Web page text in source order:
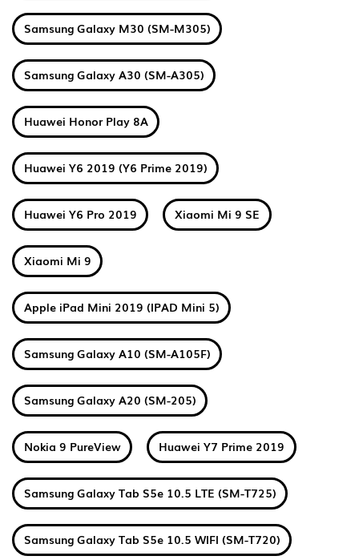
Samsung Galaxy M30 (SM-M305)
Samsung Galaxy A30 (SM-A305)
Huawei Honor Play 8A
Huawei Y6 2019 (Y6 Prime 2019)
Huawei Y6 Pro 2019 Xiaomi Mi 9 SE
Xiaomi Mi 9
Apple iPad Mini 2019 (IPAD Mini 5)
Samsung Galaxy A10 (SM-A105F)
Samsung Galaxy A20 (SM-205)
Nokia 9 PureView Huawei Y7 Prime 2019
Samsung Galaxy Tab S5e 10.5 LTE (SM-T725)
Samsung Galaxy Tab S5e 10.5 WIFI (SM-T720)